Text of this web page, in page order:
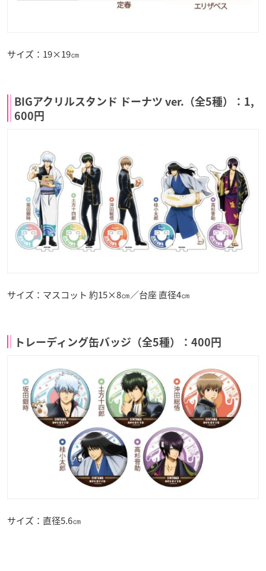
サイズ：19×19㎝
BIGアクリルスタンド ドーナツ ver.（全5種）：1,
600円
サイズ：マスコット 約15×8㎝／台座 直径4㎝
トレーディング缶バッジ（全5種）：400円
サイズ：直径5.6㎝